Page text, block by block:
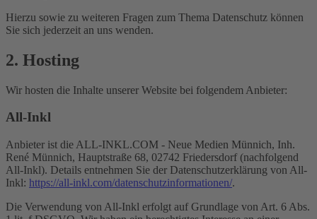
Hierzu sowie zu weiteren Fragen zum Thema Datenschutz können
Sie sich jederzeit an uns wenden.
2. Hosting
Wir hosten die Inhalte unserer Website bei folgendem Anbieter:
All-Inkl
Anbieter ist die ALL-INKL.COM - Neue Medien Münnich, Inh.
René Münnich, Hauptstraße 68, 02742 Friedersdorf (nachfolgend
All-Inkl). Details entnehmen Sie der Datenschutzerklärung von All-
Inkl: https://all-inkl.com/datenschutzinformationen/.
Die Verwendung von All-Inkl erfolgt auf Grundlage von Art. 6 Abs.